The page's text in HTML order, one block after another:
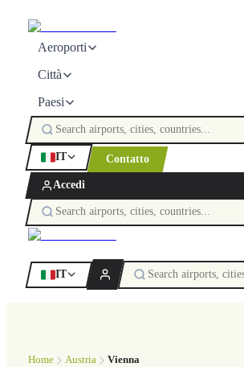
Aeroporti
Città
Paesi
IT Contatto
Accedi
IT
Home Austria Vienna